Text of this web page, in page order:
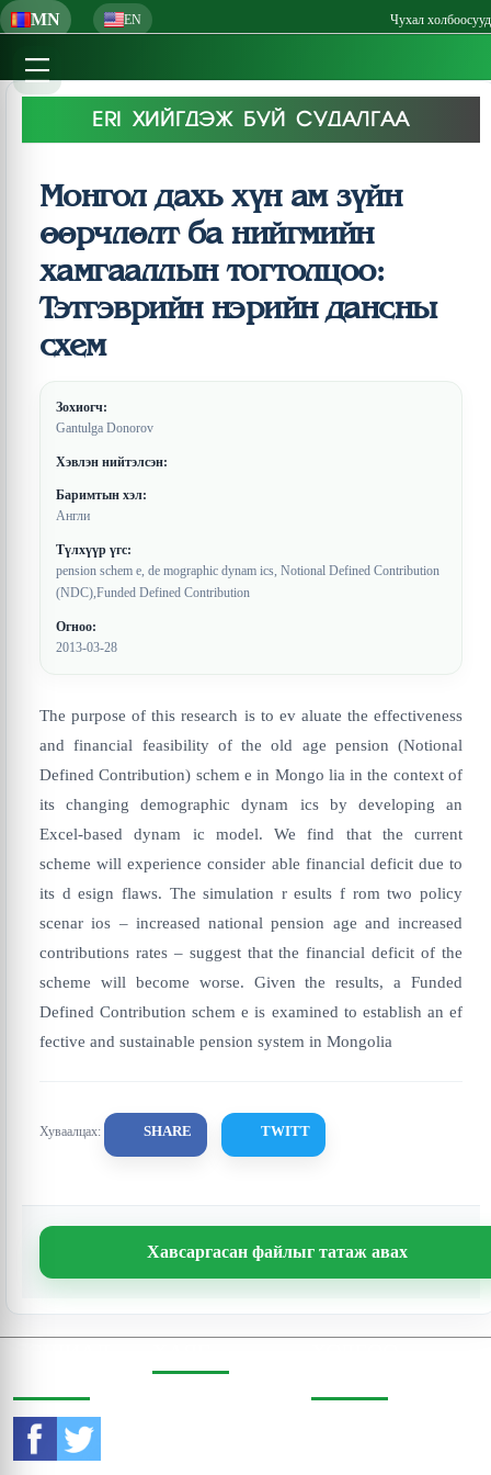
MN EN Чухал холбоосууд
ERI ХИЙГДЭЖ БУЙ СУДАЛГАА
Монгол дахь хүн ам зүйн
өөрчлөлт ба нийгмийн
хамгааллын тогтолцоо:
Тэтгэврийн нэрийн дансны
схем
Зохиогч:
Gantulga Donorov
Хэвлэн нийтэлсэн:
Баримтын хэл:
Англи
Түлхүүр үгс:
pension schem e, de mographic dynam ics, Notional Defined Contribution
(NDC),Funded Defined Contribution
Огноо:
2013-03-28
The purpose of this research is to ev aluate the effectiveness
and financial feasibility of the old age pension (Notional
Defined Contribution) schem e in Mongo lia in the context of
its changing demographic dynam ics by developing an
Excel-based dynam ic model. We find that the current
scheme will experience consider able financial deficit due to
its d esign flaws. The simulation r esults f rom two policy
scenar ios – increased national pension age and increased
contributions rates – suggest that the financial deficit of the
scheme will become worse. Given the results, a Funded
Defined Contribution schem e is examined to establish an ef
fective and sustainable pension system in Mongolia
Хуваалцах: SHARE TWITT
Хавсаргасан файлыг татаж авах